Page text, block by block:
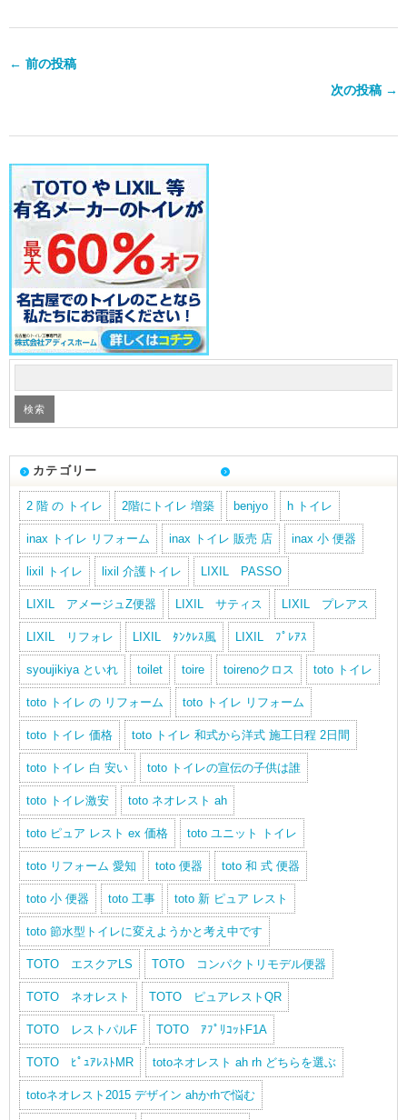
← 前の投稿
次の投稿 →
カテゴリー
2 階 の トイレ 2階にトイレ 増築 benjyo h トイレ
inax トイレ リフォーム inax トイレ 販売 店 inax 小 便器
lixil トイレ lixil 介護トイレ LIXIL PASSO
LIXIL アメージュZ便器 LIXIL サティス LIXIL プレアス
LIXIL リフォレ LIXIL ﾀﾝｸﾚｽ風 LIXIL ﾌﾟﾚｱｽ
syoujikiya といれ toilet toire toirenoクロス toto トイレ
toto トイレ の リフォーム toto トイレ リフォーム
toto トイレ 価格 toto トイレ 和式から洋式 施工日程 2日間
toto トイレ 白 安い toto トイレの宣伝の子供は誰
toto トイレ激安 toto ネオレスト ah
toto ピュア レスト ex 価格 toto ユニット トイレ
toto リフォーム 愛知 toto 便器 toto 和 式 便器
toto 小 便器 toto 工事 toto 新 ピュア レスト
toto 節水型トイレに変えようかと考え中です
TOTO エスクアLS TOTO コンパクトリモデル便器
TOTO ネオレスト TOTO ピュアレストQR
TOTO レストパルF TOTO ｱﾌﾟﾘｺｯﾄF1A
TOTO ﾋﾟｭｱﾚｽﾄMR totoネオレスト ah rh どちらを選ぶ
totoネオレスト2015 デザイン ahかrhで悩む